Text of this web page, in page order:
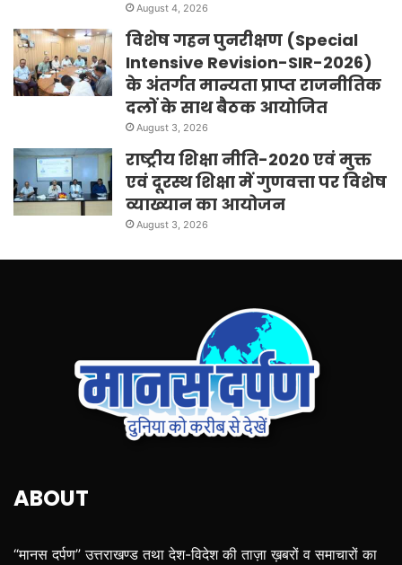
August 4, 2026
विशेष गहन पुनरीक्षण (Special
Intensive Revision-SIR-2026)
के अंतर्गत मान्यता प्राप्त राजनीतिक
दलों के साथ बैठक आयोजित
August 3, 2026
राष्ट्रीय शिक्षा नीति-2020 एवं मुक्त
एवं दूरस्थ शिक्षा में गुणवत्ता पर विशेष
व्याख्यान का आयोजन
August 3, 2026
ABOUT
“मानस दर्पण” उत्तराखण्ड तथा देश-विदेश की ताज़ा ख़बरों व समाचारों का